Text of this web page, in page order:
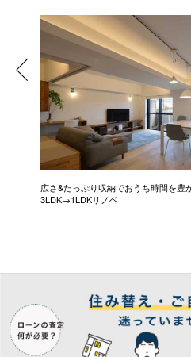
広さ&たっぷり収納でおうち時間を豊
3LDK→1LDKリノベ